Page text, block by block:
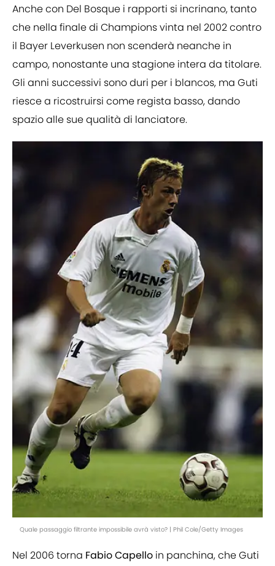
Anche con Del Bosque i rapporti si incrinano, tanto
che nella finale di Champions vinta nel 2002 contro
il Bayer Leverkusen non scenderà neanche in
campo, nonostante una stagione intera da titolare.
Gli anni successivi sono duri per i blancos, ma Guti
riesce a ricostruirsi come regista basso, dando
spazio alle sue qualità di lanciatore.
Quale passaggio filtrante impossibile avrà visto? | Phil Cole/Getty Images
Nel 2006 torna Fabio Capello in panchina, che Guti